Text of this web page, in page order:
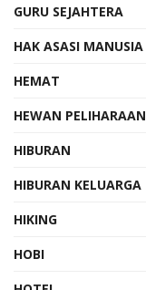
GURU SEJAHTERA
HAK ASASI MANUSIA
HEMAT
HEWAN PELIHARAAN
HIBURAN
HIBURAN KELUARGA
HIKING
HOBI